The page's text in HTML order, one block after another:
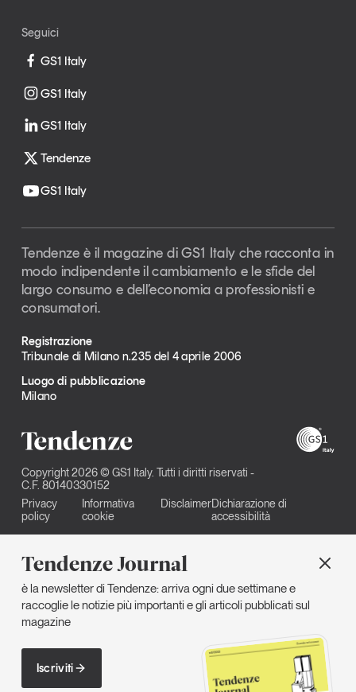
Tendenze Journal
è la newsletter di Tendenze: arriva ogni due settimane e
raccoglie le notizie più importanti e gli articoli pubblicati sul
magazine
Iscriviti
Seguici
GS1 Italy
GS1 Italy
GS1 Italy
Tendenze
GS1 Italy
Tendenze è il magazine di GS1 Italy che racconta in
modo indipendente il cambiamento e le sfide del
largo consumo e dell’economia a professionisti e
consumatori.
Registrazione
Tribunale di Milano n.235 del 4 aprile 2006
Luogo di pubblicazione
Milano
Copyright 2026 © GS1 Italy. Tutti i diritti riservati -
C.F. 80140330152
Privacy
policy
Informativa
cookie
DisclaimerDichiarazione di
accessibilità